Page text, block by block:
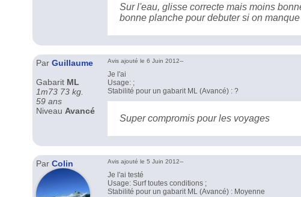
Sur l'eau, glisse correcte mais moins
bonne planche pour debuter si on
Par Guillaume
Gabarit ML
1m73 73 kg.
59 ans
Niveau Avancé
Avis ajouté le 6 Juin 2012--
Je l'ai
Usage: ;
Stabilité pour un gabarit ML (Avancé) : ?
Super compromis pour les voyages
Par Colin Avis ajouté le 5 Juin 2012--
Je l'ai testé
Usage: Surf toutes conditions ;
Stabilité pour un gabarit ML (Avancé) : Moyenne